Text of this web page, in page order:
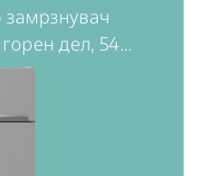
дел, 54…